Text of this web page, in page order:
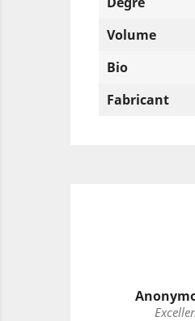
Volume
Bio
Fabricant